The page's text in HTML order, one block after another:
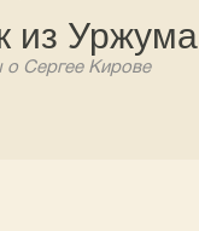
из Уржума
Сергее Кирове